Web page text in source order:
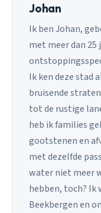
Johan
Ik ben Johan,
met meer dan 25
Ik ken deze stad
bruisende
tot de rustige
heb ik families
gootstenen en
met dezelfde
water niet meer
hebben, toch? Ik
Beekbergen en